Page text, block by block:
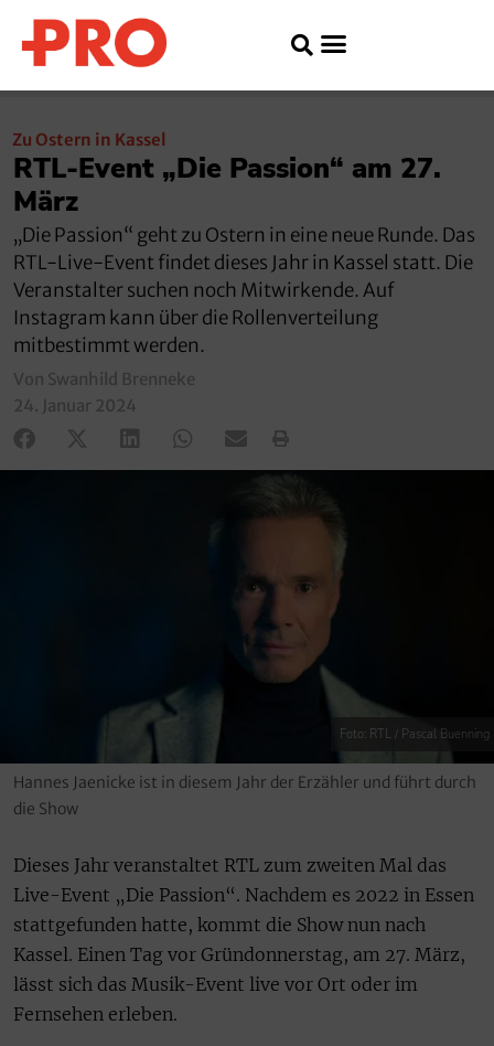
Zu Ostern in Kassel
RTL-Event „Die Passion“ am 27.
März
„Die Passion“ geht zu Ostern in eine neue Runde. Das
RTL-Live-Event findet dieses Jahr in Kassel statt. Die
Veranstalter suchen noch Mitwirkende. Auf
Instagram kann über die Rollenverteilung
mitbestimmt werden.
Von Swanhild Brenneke
24. Januar 2024
Foto: RTL / Pascal Buenning
Hannes Jaenicke ist in diesem Jahr der Erzähler und führt durch
die Show
Dieses Jahr veranstaltet RTL zum zweiten Mal das
Live-Event „Die Passion“. Nachdem es 2022 in Essen
stattgefunden hatte, kommt die Show nun nach
Kassel. Einen Tag vor Gründonnerstag, am 27. März,
lässt sich das Musik-Event live vor Ort oder im
Fernsehen erleben.